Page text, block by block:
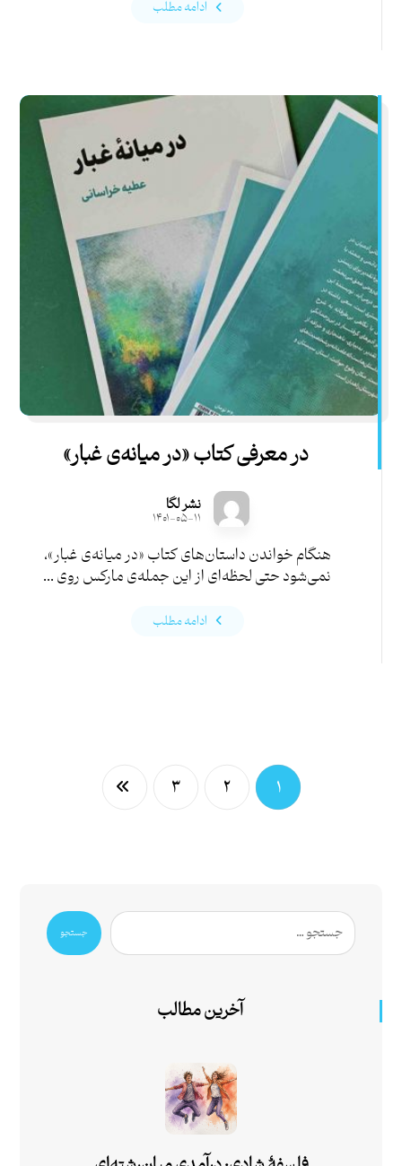
ادامه مطلب
در معرفی کتاب «در میانه‌ی غبار»
نشر لگا
۱۴۰۱-۰۵-۱۱
هنگام خواندن داستان‌های کتاب «در میانه‌ی غبار»،
نمی‌شود حتی لحظه‌ای از این جمله‌ی مارکس روی ...
ادامه مطلب
۱ ۲ ۳
جستجو
آخرین مطالب